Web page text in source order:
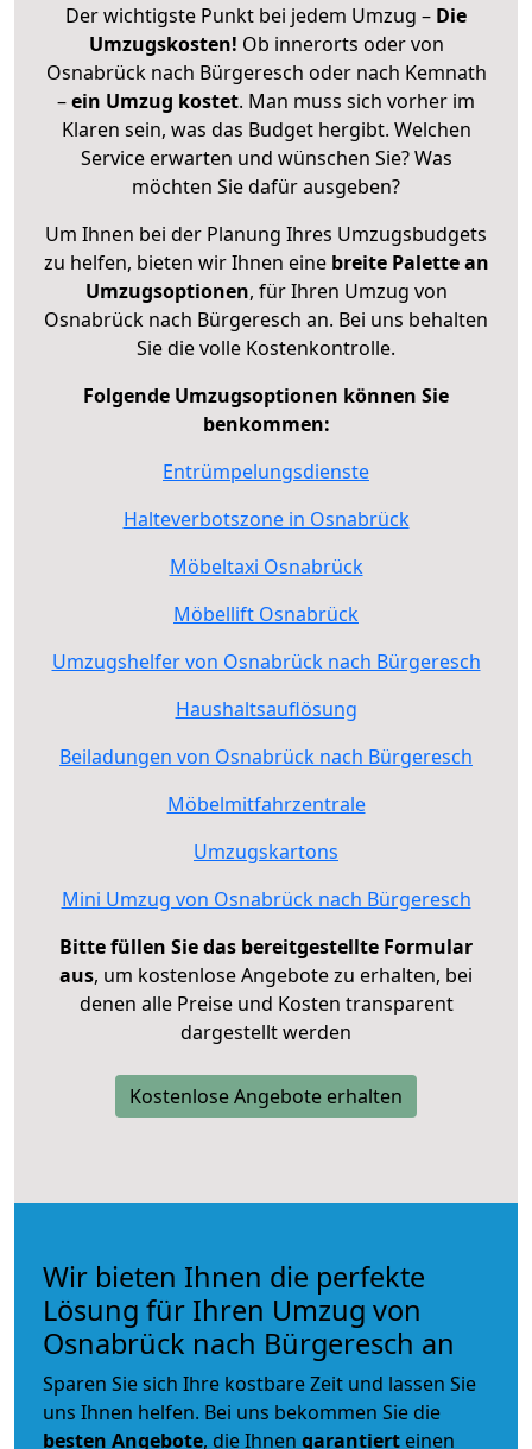
Der wichtigste Punkt bei jedem Umzug – Die
Umzugskosten! Ob innerorts oder von
Osnabrück nach Bürgeresch oder nach Kemnath
–ein Umzug kostet. Man muss sich vorher im
Klaren sein, was das Budget hergibt. Welchen
Service erwarten und wünschen Sie? Was
möchten Sie dafür ausgeben?
Um Ihnen bei der Planung Ihres Umzugsbudgets
zu helfen, bieten wir Ihnen eine breite Palette an
Umzugsoptionen, für Ihren Umzug von
Osnabrück nach Bürgeresch an. Bei uns behalten
Sie die volle Kostenkontrolle.
Folgende Umzugsoptionen können Sie
benkommen:
Entrümpelungsdienste
Halteverbotszone in Osnabrück
Möbeltaxi Osnabrück
Möbellift Osnabrück
Umzugshelfer von Osnabrück nach Bürgeresch
Haushaltsauflösung
Beiladungen von Osnabrück nach Bürgeresch
Möbelmitfahrzentrale
Umzugskartons
Mini Umzug von Osnabrück nach Bürgeresch
Bitte füllen Sie das bereitgestellte Formular
aus, um kostenlose Angebote zu erhalten, bei
denen alle Preise und Kosten transparent
dargestellt werden
Kostenlose Angebote erhalten
Wir bieten Ihnen die perfekte
Lösung für Ihren Umzug von
Osnabrück nach Bürgeresch an
Sparen Sie sich Ihre kostbare Zeit und lassen Sie
uns Ihnen helfen. Bei uns bekommen Sie die
besten Angebote, die Ihnen garantiert einen